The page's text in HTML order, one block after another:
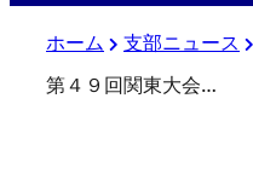
ホーム 支部ニュース
第４９回関東大会茨城県支部予選